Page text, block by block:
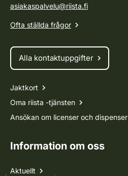
asiakaspalvelu@riista.fi
Ofta ställda frågor
Alla kontaktuppgifter
Jaktkort
Oma riista -tjänsten
Ansökan om licenser och dispenser
Information om oss
Aktuellt